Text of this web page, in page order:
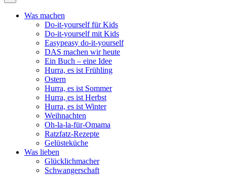
Was machen
Do-it-yourself für Kids
Do-it-yourself mit Kids
Easypeasy do-it-yourself
DAS machen wir heute
Ein Buch – eine Idee
Hurra, es ist Frühling
Ostern
Hurra, es ist Sommer
Hurra, es ist Herbst
Hurra, es ist Winter
Weihnachten
Oh-la-la-für-Omama
Ratzfatz-Rezepte
Gelüsteküche
Was lieben
Glücklichmacher
Schwangerschaft